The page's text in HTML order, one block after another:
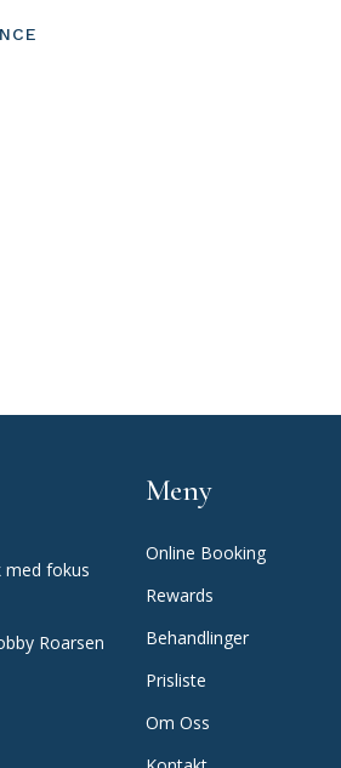
med fokus
Roarsen
Meny
Online Booking
Rewards
Behandlinger
Prisliste
Om Oss